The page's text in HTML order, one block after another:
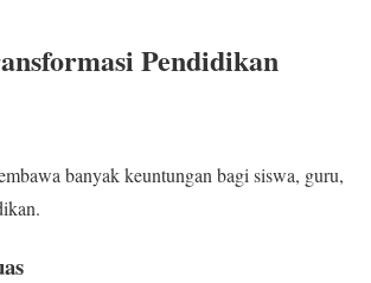
Pendidikan
banyak keuntungan bagi siswa, guru,